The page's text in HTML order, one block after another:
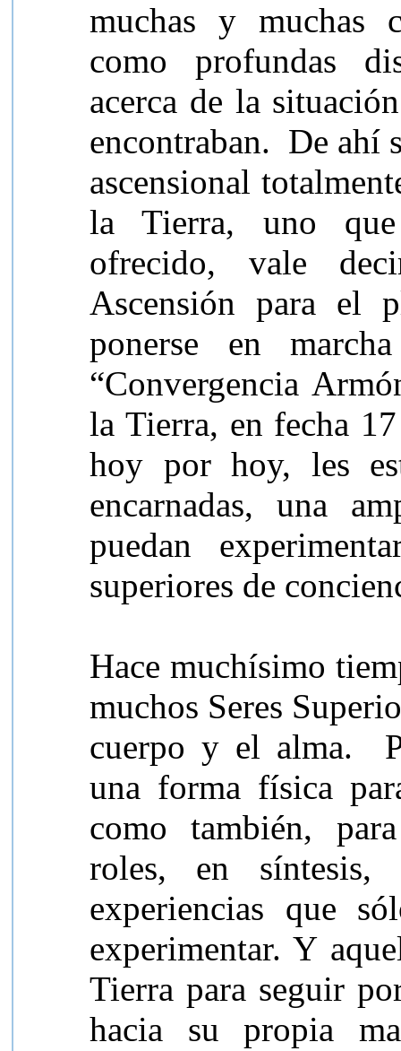
muchas y muchas
como profundas
acerca de la
encontraban. De ahí
ascensional
la Tierra, uno
ofrecido, vale
Ascensión para el
ponerse en
“Convergencia
la Tierra, en fecha
hoy por hoy, les
encarnadas, una
puedan
superiores de
Hace muchísimo
muchos Seres
cuerpo y el alma.
una forma física
como también,
roles, en síntesis,
experiencias que
experimentar. Y
Tierra para seguir
hacia su propia